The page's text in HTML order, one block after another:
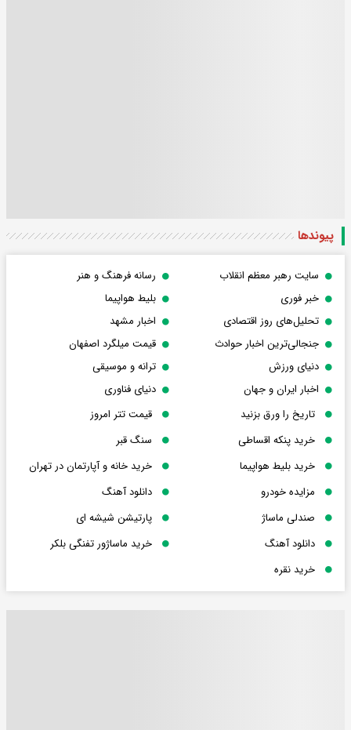
پیوندها
سایت رهبر معظم انقلاب
رسانه فرهنگ و هنر
خبر فوری
بلیط هواپیما
تحلیل‌های روز اقتصادی
اخبار مشهد
جنجالی‌ترین اخبار حوادث
قیمت میلگرد اصفهان
دنیای ورزش
ترانه و موسیقی
اخبار ایران و جهان
دنیای فناوری
تاریخ را ورق بزنید
قیمت تتر امروز
خرید پنکه اقساطی
سنگ قبر
خرید بلیط هواپیما
خرید خانه و آپارتمان در تهران
مزایده خودرو
دانلود آهنگ
صندلی ماساژ
پارتیشن شیشه ای
دانلود آهنگ
خرید ماساژور تفنگی بلکر
خرید نقره